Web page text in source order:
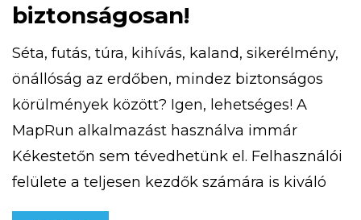
biztonságosan!
Séta, futás, túra, kihívás, kaland, sikerélmény,
önállóság az erdőben, mindez biztonságos
körülmények között? Igen, lehetséges! A
MapRun alkalmazást használva immár
Kékestetőn sem tévedhetünk el. Felhasználói
felülete a teljesen kezdők számára is kiváló
lehetőséget nyújt a tájékozódási ismeretek